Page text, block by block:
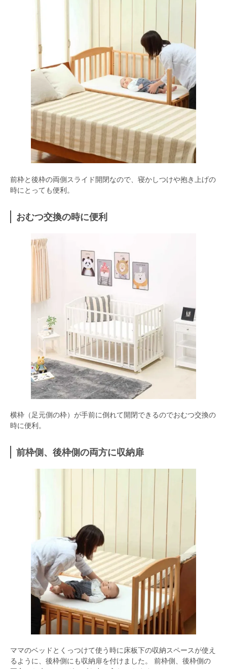
前枠と後枠の両側スライド開閉なので、寝かしつけや抱き上げの
時にとっても便利。
おむつ交換の時に便利
横枠（足元側の枠）が手前に倒れて開閉できるのでおむつ交換の
時に便利。
前枠側、後枠側の両方に収納扉
ママのベッドとくっつけて使う時に床板下の収納スペースが使え
るように、後枠側にも収納扉を付けました。 前枠側、後枠側の